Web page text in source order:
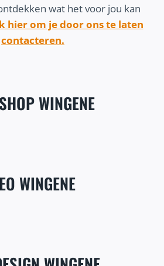
wat het voor jou kan
hier om je door ons te laten
contacteren.
WINGENE
WINGENE